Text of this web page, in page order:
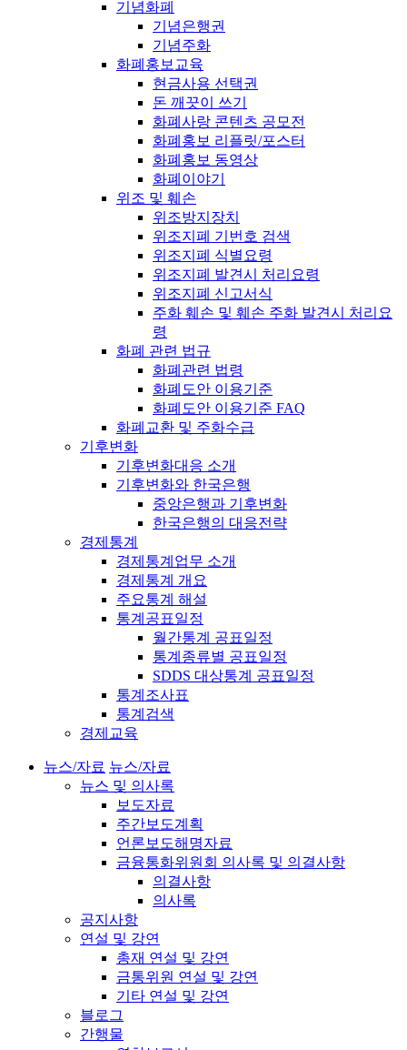
기념화폐
기념은행권
기념주화
화폐홍보교육
현금사용 선택권
돈 깨끗이 쓰기
화폐사랑 콘텐츠 공모전
화폐홍보 리플릿/포스터
화폐홍보 동영상
화폐이야기
위조 및 훼손
위조방지장치
위조지폐 기번호 검색
위조지폐 식별요령
위조지폐 발견시 처리요령
위조지폐 신고서식
주화 훼손 및 훼손 주화 발견시 처리요
령
화폐 관련 법규
화폐관련 법령
화폐도안 이용기준
화폐도안 이용기준 FAQ
화폐교환 및 주화수급
기후변화
기후변화대응 소개
기후변화와 한국은행
중앙은행과 기후변화
한국은행의 대응전략
경제통계
경제통계업무 소개
경제통계 개요
주요통계 해설
통계공표일정
월간통계 공표일정
통계종류별 공표일정
SDDS 대상통계 공표일정
통계조사표
통계검색
경제교육
뉴스/자료 뉴스/자료
뉴스 및 의사록
보도자료
주간보도계획
언론보도해명자료
금융통화위원회 의사록 및 의결사항
의결사항
의사록
공지사항
연설 및 강연
총재 연설 및 강연
금통위원 연설 및 강연
기타 연설 및 강연
블로그
간행물